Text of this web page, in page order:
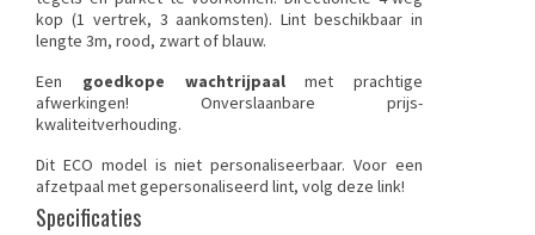
kop (1 vertrek, 3 aankomsten). Lint beschikbaar in
lengte 3m, rood, zwart of blauw.
Een goedkope wachtrijpaalmet prachtige
afwerkingen! Onverslaanbare prijs-
kwaliteitverhouding.
Dit ECO model is niet personaliseerbaar. Voor een
afzetpaal met gepersonaliseerd lint, volg deze link!
Specificaties